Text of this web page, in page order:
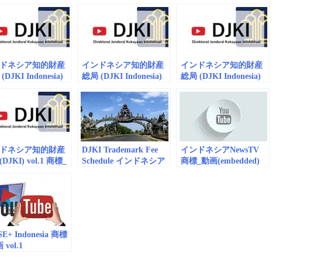
playlist）
ネシア知的財産
(DJKI Indonesia)
playlist）
インドネシア知的財産
総局 (DJKI Indonesia)
（embedded）
インドネシア知的財産
総局 (DJKI Indonesia)
（embedded）
ネシア知的財産
vol.1 商標_
playlist）
DJKI Trademark Fee
Schedule インドネシア
インドネシアNewsTV
商標_動画(embedded)
Indonesia 商標
vol.1